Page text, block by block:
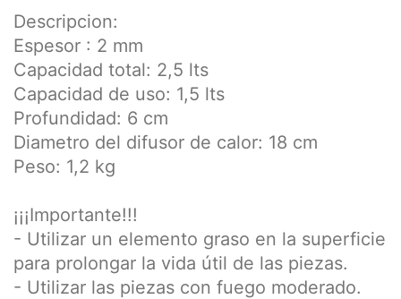
Descripcion:
Espesor : 2 mm
Capacidad total: 2,5 lts
Capacidad de uso: 1,5 lts
Profundidad: 6 cm
Diametro del difusor de calor: 18 cm
Peso: 1,2 kg
¡¡¡Importante!!!
- Utilizar un elemento graso en la superficie
para prolongar la vida útil de las piezas.
- Utilizar las piezas con fuego moderado.